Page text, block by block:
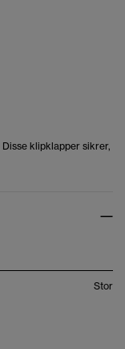
klipklapper sikrer,
Stor